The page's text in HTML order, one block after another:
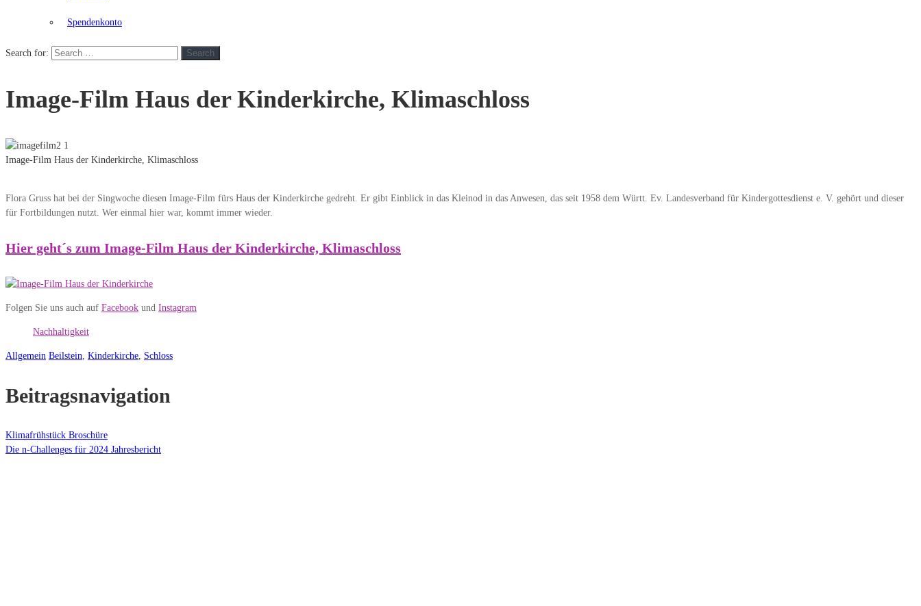
Spendenkonto
Search for: Search
Image-Film Haus der Kinderkirche, Klimaschloss
Image-Film Haus der Kinderkirche, Klimaschloss
Flora Gruss hat bei der Singwoche diesen Image-Film fürs Haus der Kinderkirche gedreht. Er gibt Einblick in das Kleinod in das Anwesen, das seit 1958 dem Württ. Ev. Landesverband für Kindergottesdienst e. V. gehört und dieser
für Fortbildungen nutzt. Wer einmal hier war, kommt immer wieder.
Hier geht´s zum Image-Film Haus der Kinderkirche, Klimaschloss
Folgen Sie uns auch auf Facebook und Instagram
Nachhaltigkeit
Allgemein Beilstein Kinderkirche Schloss
Beitragsnavigation
Klimafrühstück Broschüre
Die n-Challenges für 2024 Jahresbericht